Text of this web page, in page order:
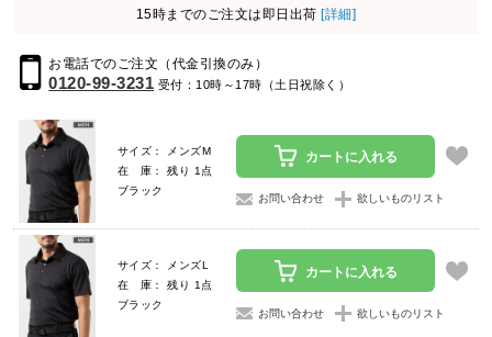
15時までのご注文は即日出荷 [詳細]
お電話でのご注文（代金引換のみ）
0120-99-3231 受付：10時～17時（土日祝除く）
サイズ： メンズM
在 庫： 残り 1点
ブラック
カートに入れる
お問い合わせ 欲しいものリスト
サイズ： メンズL
在 庫： 残り 1点
ブラック
カートに入れる
お問い合わせ 欲しいものリスト